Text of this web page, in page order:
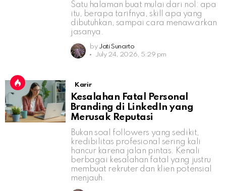
Satu halaman buat mulai dari nol: apa
itu, berapa tarifnya, skill apa yang
dibutuhkan, sampai cara menawarkan
jasanya.
by Jati Sunarto
July 24, 2026, 5:29 pm
Karir
Kesalahan Fatal Personal
Branding di LinkedIn yang
Merusak Reputasi
Bukan soal followers yang sedikit,
kredibilitas profesional sering kali
hancur karena jalan pintas. Kenali
berbagai kesalahan fatal yang justru
membuat rekruter dan klien potensial
menjauh.